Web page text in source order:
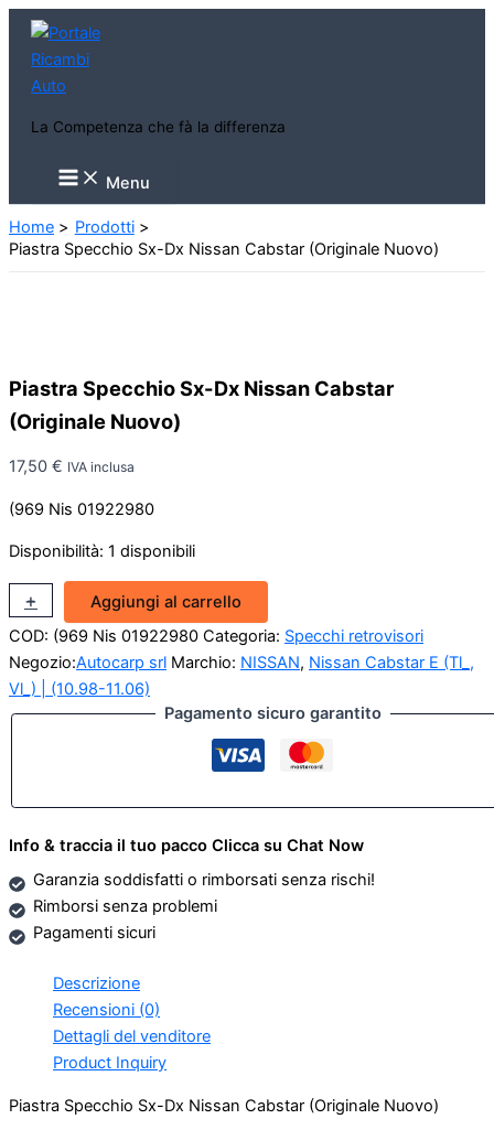
contenuto
La Competenza che fà la differenza
Main
Menu Menu
Home
Prodotti
Piastra Specchio Sx-Dx Nissan Cabstar (Originale Nuovo)
Piastra Specchio Sx-Dx Nissan Cabstar
(Originale Nuovo)
17,50 € IVA inclusa
(969 Nis 01922980
Disponibilità: 1 disponibili
-
Piastra
Specchio
Sx-
Dx
Nissan
Cabstar
+
Aggiungi al carrello
COD: (969 Nis 01922980 Categoria: Specchi retrovisori
Negozio:Autocarp srl Marchio: NISSAN, Nissan Cabstar E (Tl_,
Vl_) | (10.98-11.06)
Pagamento sicuro garantito
Info & traccia il tuo pacco Clicca su Chat Now
Garanzia soddisfatti o rimborsati senza rischi!
Rimborsi senza problemi
Pagamenti sicuri
Descrizione
Recensioni (0)
Dettagli del venditore
Product Inquiry
Piastra Specchio Sx-Dx Nissan Cabstar (Originale Nuovo)